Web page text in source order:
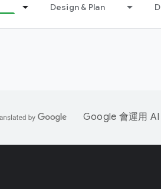
Design & Plan
Google 會運用 AI